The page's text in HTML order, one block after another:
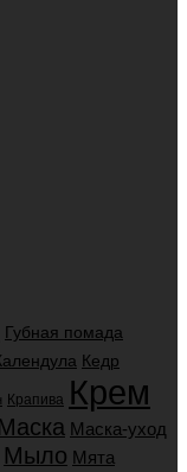
Губная помада
Кедр
Крапива Крем
Маска Маска-уход
Мыло Мята